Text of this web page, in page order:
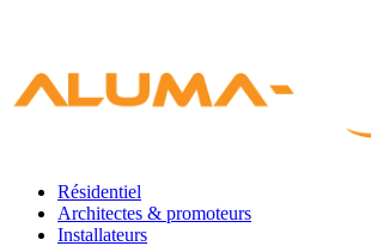
Résidentiel
Architectes & promoteurs
Installateurs